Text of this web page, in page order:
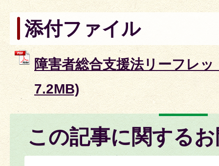
添付ファイル
障害者総合支援法リーフレ
7.2MB)
この記事に関する